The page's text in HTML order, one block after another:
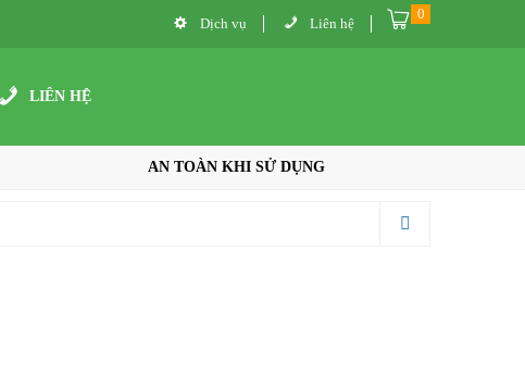
Dịch vụ Liên hệ
0
LIÊN HỆ
AN TOÀN KHI SỬ DỤNG